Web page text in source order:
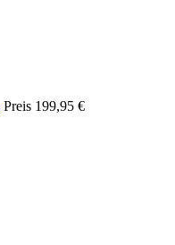
Preis 199,95 €